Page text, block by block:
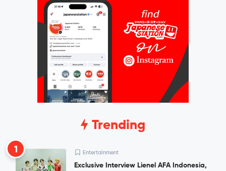
Trending
1 Entertainment
Exclusive Interview Lienel AFA Indonesia,